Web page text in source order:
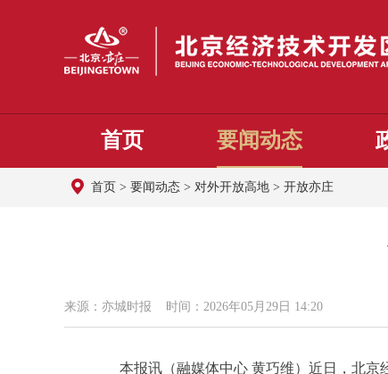
首页 要闻动态
首页 > 要闻动态 > 对外开放高地 > 开放亦庄
来源：亦城时报 时间：2026年05月29日 14:20
本报讯（融媒体中心 黄巧维）近日，北京